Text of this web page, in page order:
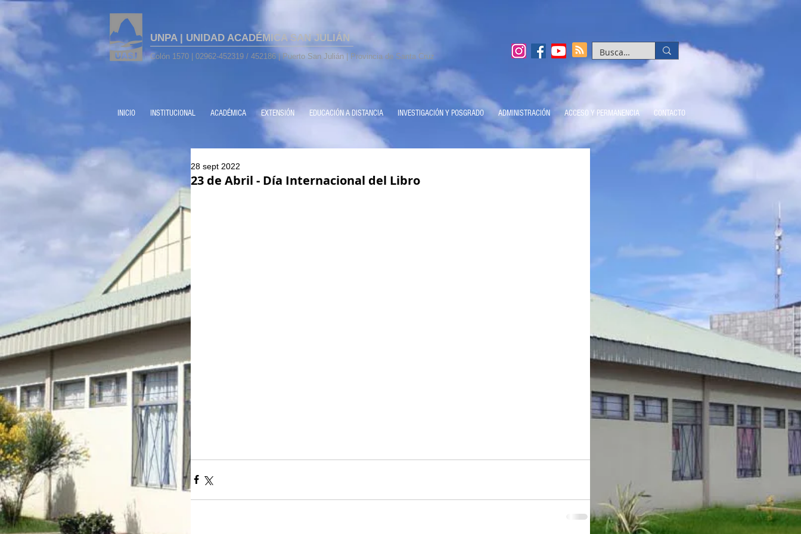
UNPA | UNIDAD ACADÉMICA SAN JULIÁN
Colón 1570 | 02962-452319 / 452186 | Puerto San Julián | Provincia de Santa Cruz
INICIO INSTITUCIONAL ACADÉMICA EXTENSIÓN EDUCACIÓN A DISTANCIA INVESTIGACIÓN Y POSGRADO ADMINISTRACIÓN ACCESO Y PERMANENCIA CONTACTO
23 de Abril - Día Internacional del Libro
28 sept 2022